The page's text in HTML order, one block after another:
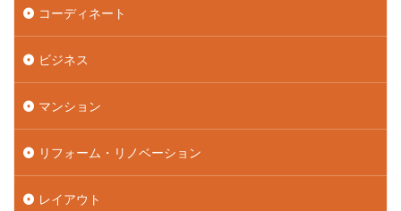
コーディネート
ビジネス
マンション
リフォーム・リノベーション
レイアウト